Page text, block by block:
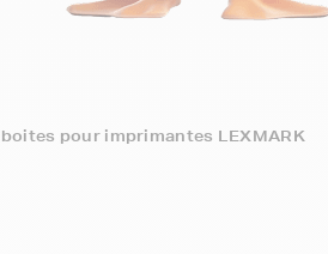
pour imprimantes LEXMARK